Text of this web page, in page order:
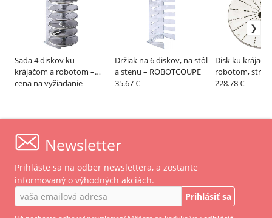
Sada 4 diskov ku
krájačom a robotom –
ROBOTCOUPE
cena na vyžiadanie
Držiak na 6 diskov, na stôl
a stenu – ROBOTCOUPE
35.67 €
Disk ku
robotom,
reďkovku –
228.78 €
Newsletter
Prihláste sa na odber newslettera, a zostante
informovaný o výhodných akciách.
Prihlásiť sa